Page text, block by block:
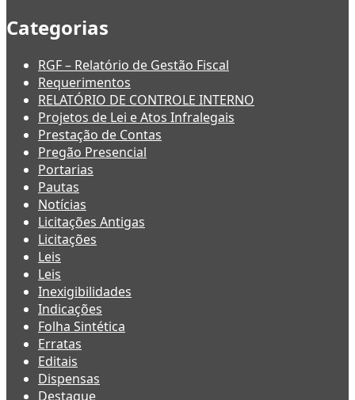
Categorias
RGF – Relatório de Gestão Fiscal
Requerimentos
RELATÓRIO DE CONTROLE INTERNO
Projetos de Lei e Atos Infralegais
Prestação de Contas
Pregão Presencial
Portarias
Pautas
Notícias
Licitações Antigas
Licitações
Leis
Leis
Inexigibilidades
Indicações
Folha Sintética
Erratas
Editais
Dispensas
Destaque